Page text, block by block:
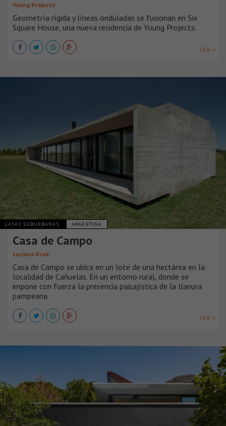
Young Projects
Geometría rígida y líneas onduladas se fusionan en Six
Square House, una nueva residencia de Young Projects.
VER +
CASAS SUBURBANAS ARGENTINA
Casa de Campo
Luciano Kruk
Casa de Campo se ubica en un lote de una hectárea en la
localidad de Cañuelas. En un entorno rural, donde se
impone con fuerza la presencia paisajística de la llanura
pampeana.
VER +